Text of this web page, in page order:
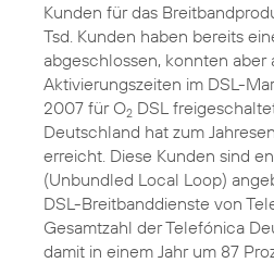
Kunden für das
Tsd. Kunden haben bereits
abgeschlossen, konnten aber
Aktivierungszeiten im DSL-
2007 für O2 DSL
Deutschland hat zum
erreicht. Diese Kunden sind
(Unbundled Local Loop)
DSL-Breitbanddienste von
Gesamtzahl der Telefónica
damit in einem Jahr um 87